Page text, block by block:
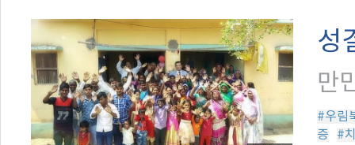
성
만
#우림
증
#